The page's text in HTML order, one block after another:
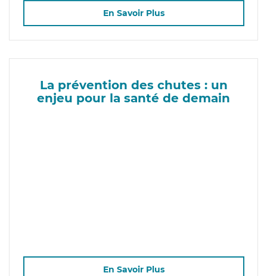
En Savoir Plus
La prévention des chutes : un
enjeu pour la santé de demain
En Savoir Plus